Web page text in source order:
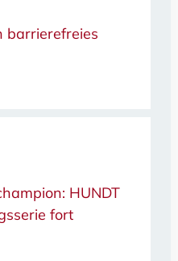
barrierefreies
HUNDT
fort